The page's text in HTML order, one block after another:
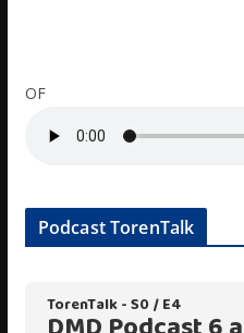
OF
Podcast TorenTalk